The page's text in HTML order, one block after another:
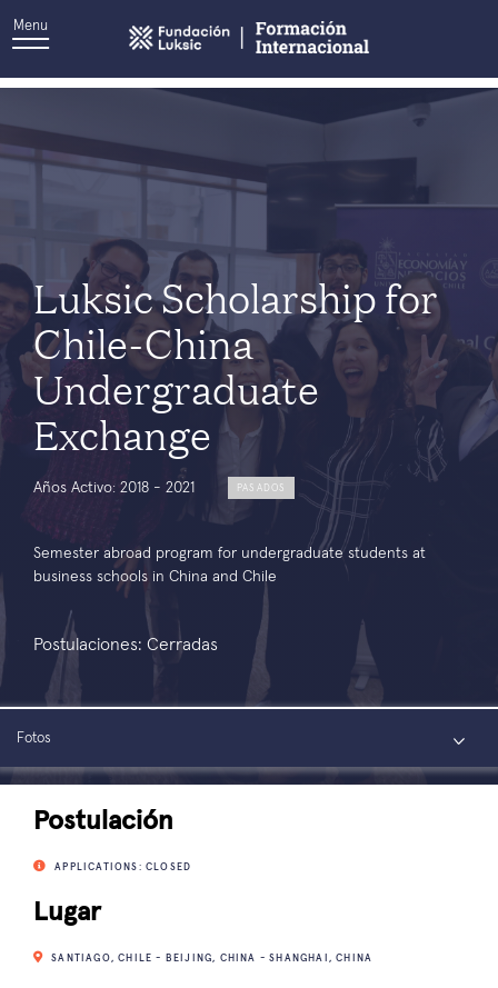
Menu
User Company: LabLab
Luksic Scholarship for
Chile-China
Undergraduate
Exchange
Años Activo: 2018 - 2021 PASADOS
Semester abroad program for undergraduate students at
business schools in China and Chile
Postulaciones: Cerradas
Estadísticas
Fotos
Postulación
APPLICATIONS: CLOSED
Lugar
SANTIAGO, CHILE - BEIJING, CHINA - SHANGHAI, CHINA